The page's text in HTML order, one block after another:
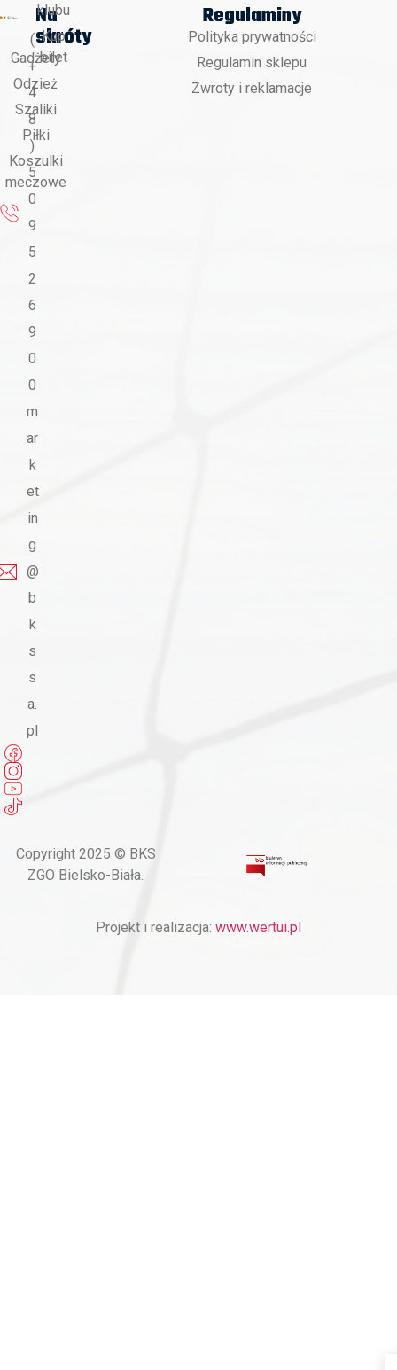
(
+
4
8
)
5
0
9
5
2
6
9
0
0
m
ar
k
et
in
g
@
b
k
s
s
a.
pl
Na
skróty
Gadżety
Odzież
Szaliki
Piłki
Koszulki
meczowe
klubu
Kup
bilet
Regulaminy
Polityka prywatności
Regulamin sklepu
Zwroty i reklamacje
Copyright 2025 © BKS
ZGO Bielsko-Biała.
Projekt i realizacja: www.wertui.pl